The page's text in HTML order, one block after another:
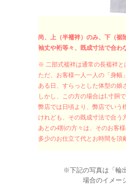
尚、上（半襦袢）のみ、下（裾
袖丈や裄等々、既成寸法で合わ
※ 二部式襦袢は通常の長襦袢と
ただ、お客様一人一人の「身幅
ある日、すらっとした体型の娘
しかし、この方の場合はL寸胴
弊店では日頃より、弊店でいう
けれども、その既成寸法で合う
あとの4割の方々は、そのお客
多少のお仕立て代とお時間を頂
※下記の写真は「輪
場合のイメー